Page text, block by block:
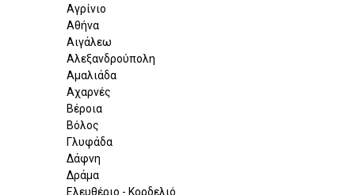
Αγρίνιο
Αθήνα
Αιγάλεω
Αλεξανδρούπολη
Αμαλιάδα
Αχαρνές
Βέροια
Βόλος
Γλυφάδα
Δάφνη
Δράμα
Ελευθέριο - Κορδελιό